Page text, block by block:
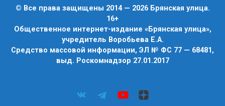
© Все права защищены 2014 — 2026 Брянская улица.
16+
Общественное интернет-издание «Брянская улица»,
учредитель Воробьева Е.А.
Средство массовой информации, ЭЛ № ФС 77 — 68481,
выд. Роскомнадзор 27.01.2017